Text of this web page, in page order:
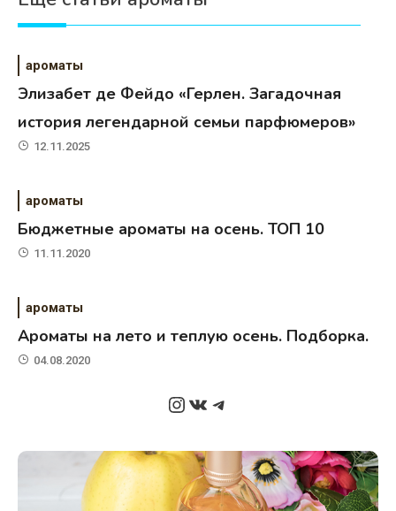
ароматы
Элизабет де Фейдо «Герлен. Загадочная
история легендарной семьи парфюмеров»
12.11.2025
ароматы
Бюджетные ароматы на осень. ТОП 10
11.11.2020
ароматы
Ароматы на лето и теплую осень. Подборка.
04.08.2020
Instagram
ВКонтакте
Telegram